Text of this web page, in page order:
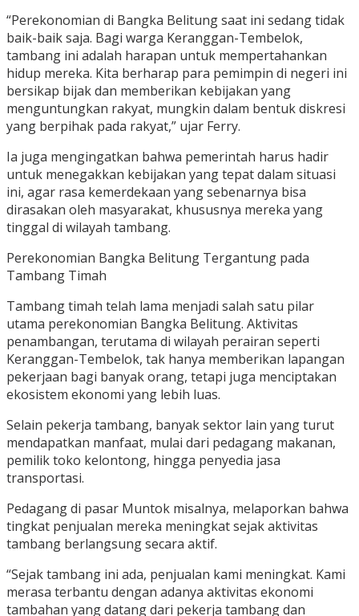
“Perekonomian di Bangka Belitung saat ini sedang tidak
baik-baik saja. Bagi warga Keranggan-Tembelok,
tambang ini adalah harapan untuk mempertahankan
hidup mereka. Kita berharap para pemimpin di negeri ini
bersikap bijak dan memberikan kebijakan yang
menguntungkan rakyat, mungkin dalam bentuk diskresi
yang berpihak pada rakyat,” ujar Ferry.
Ia juga mengingatkan bahwa pemerintah harus hadir
untuk menegakkan kebijakan yang tepat dalam situasi
ini, agar rasa kemerdekaan yang sebenarnya bisa
dirasakan oleh masyarakat, khususnya mereka yang
tinggal di wilayah tambang.
Perekonomian Bangka Belitung Tergantung pada
Tambang Timah
Tambang timah telah lama menjadi salah satu pilar
utama perekonomian Bangka Belitung. Aktivitas
penambangan, terutama di wilayah perairan seperti
Keranggan-Tembelok, tak hanya memberikan lapangan
pekerjaan bagi banyak orang, tetapi juga menciptakan
ekosistem ekonomi yang lebih luas.
Selain pekerja tambang, banyak sektor lain yang turut
mendapatkan manfaat, mulai dari pedagang makanan,
pemilik toko kelontong, hingga penyedia jasa
transportasi.
Pedagang di pasar Muntok misalnya, melaporkan bahwa
tingkat penjualan mereka meningkat sejak aktivitas
tambang berlangsung secara aktif.
“Sejak tambang ini ada, penjualan kami meningkat. Kami
merasa terbantu dengan adanya aktivitas ekonomi
tambahan yang datang dari pekerja tambang dan